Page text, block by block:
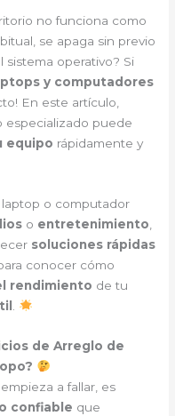
no funciona como
se apaga sin previo
sistema operativo? Si
y computadores
En este artículo,
especializado puede
equipo rápidamente y
o computador
o entretenimiento
soluciones rápidas
conocer cómo
rendimiento de tu
de Arreglo de
a fallar, es
confiable que